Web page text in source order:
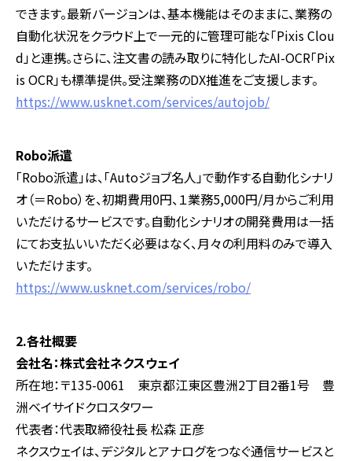
できます。最新バージョンは、基本機能はそのままに、業務の
自動化状況をクラウド上で一元的に管理可能な「Pixis Clou
d」と連携。さらに、注文書の読み取りに特化したAI-OCR「Pix
is OCR」も標準提供。受注業務のDX推進をご支援します。
https://www.usknet.com/services/autojob/
Robo派遣
「Robo派遣」は、「Autoジョブ名人」で動作する自動化シナリ
オ（＝Robo）を、初期費用0円、１業務5,000円/月からご利用
いただけるサービスです。自動化シナリオの開発費用は一括
にてお支払いいただく必要はなく、月々の利用料のみで導入
いただけます。
https://www.usknet.com/services/robo/
2.各社概要
会社名：株式会社ネクスウェイ
所在地：〒135-0061 東京都江東区豊洲2丁目2番1号 豊
洲ベイサイドクロスタワー
代表者：代表取締役社長 松森 正彦
ネクスウェイは、デジタルとアナログをつなぐ通信サービスと